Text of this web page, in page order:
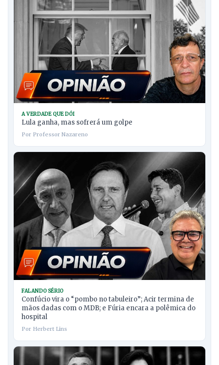
A VERDADE QUE DÓI
Lula ganha, mas sofrerá um golpe
Por Professor Nazareno
FALANDO SÉRIO
Confúcio vira o “pombo no tabuleiro”; Acir termina de
mãos dadas com o MDB; e Fúria encara a polêmica do
hospital
Por Herbert Lins